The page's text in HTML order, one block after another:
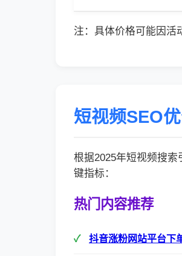
注：具体价格可能因活
短视频SEO
根据2025年短视频搜
键指标：
热门内容推荐
抖音涨粉网站平台下